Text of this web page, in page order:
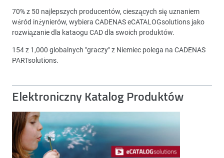
70% z 50 najlepszych producentów, cieszących się uznaniem
wśród inżynierów, wybiera CADENAS eCATALOGsolutions jako
rozwiązanie dla kataogu CAD dla swoich produktów.
154 z 1,000 globalnych "graczy" z Niemiec polega na CADENAS
PARTsolutions.
Elektroniczny Katalog Produktów